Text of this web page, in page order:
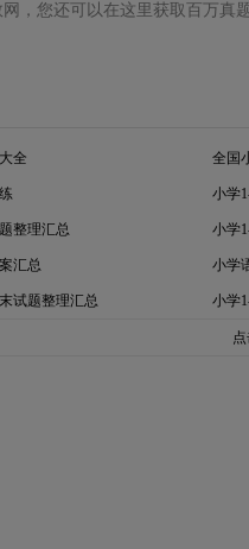
，您还可以在这里获取百万真
全 全国
小学
整理汇总 小学
汇总 小学
试题整理汇总 小学